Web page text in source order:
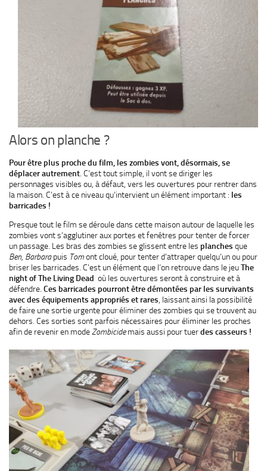
Alors on planche ?
Pour être plus proche du film, les zombies vont, désormais, se
déplacer autrement. C’est tout simple, il vont se diriger les
personnages visibles ou, à défaut, vers les ouvertures pour rentrer dans
la maison. C’est à ce niveau qu’intervient un élément important : les
barricades !
Presque tout le film se déroule dans cette maison autour de laquelle les
zombies vont s’agglutiner aux portes et fenêtres pour tenter de forcer
un passage. Les bras des zombies se glissent entre les planches que
Ben, Barbarapuis Tomont cloué, pour tenter d’attraper quelqu’un ou pour
briser les barricades. C’est un élément que l’on retrouve dans le jeuThe
night of The Living Dead où les ouvertures seront à construire et à
défendre. Ces barricades pourront être démontées par les survivants
avec des équipements appropriés et rares , laissant ainsi la possibilité
de faire une sortie urgente pour éliminer des zombies qui se trouvent au
dehors. Ces sorties sont parfois nécessaires pour éliminer les proches
afin de revenir en modeZombicidemais aussi pour tuerdes casseurs !